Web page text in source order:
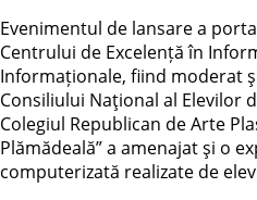
Evenimentul de lansare a
Centrului de Excelență în
Informaționale, fiind moderat
Consiliului Naţional al Elevilor
Colegiul Republican de Arte
Plămădeală” a amenajat şi o
computerizată realizate de